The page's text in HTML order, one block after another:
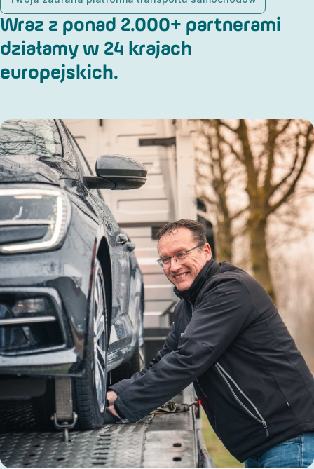
Wraz z ponad 2.000+ partnerami
działamy w 24 krajach
europejskich.